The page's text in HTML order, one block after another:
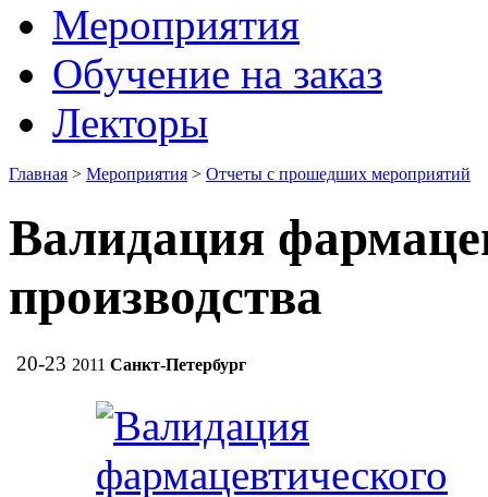
Мероприятия
Обучение на заказ
Лекторы
Главная > Мероприятия > Отчеты с прошедших мероприятий
Валидация
производства
20-23 2011 Санкт-Петербург